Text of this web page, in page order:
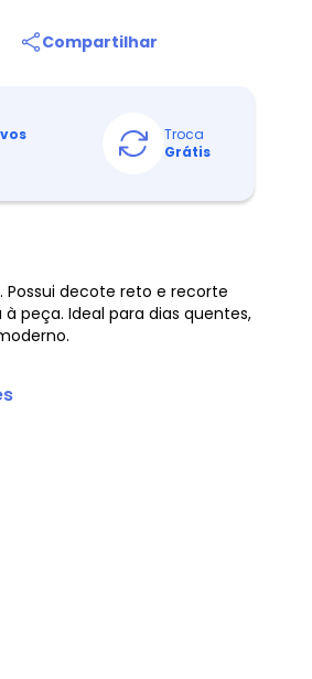
Compartilhar
Troca
Grátis
decote reto e recorte
peça. Ideal para dias quentes,